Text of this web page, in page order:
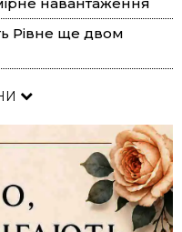
Рівне ще двом